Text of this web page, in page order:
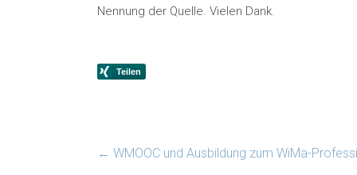
Nennung der Quelle. Vielen Dank.
← WMOOC und Ausbildung zum WiMa-